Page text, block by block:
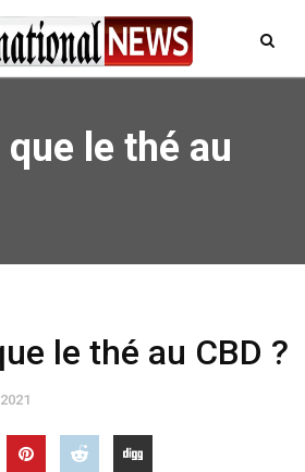
que le thé au
le thé au CBD ?